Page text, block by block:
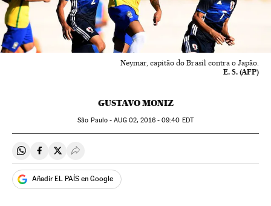
Neymar, capitão do Brasil contra o Japão.
E. S. (AFP)
GUSTAVO MONIZ
São Paulo -AUG02, 2016 - 09:40 EDT
Compartir en Whatsapp
Compartir en Facebook
Compartir en Twitter
Desplegar Redes Sociales
Añadir EL PAÍS en Google